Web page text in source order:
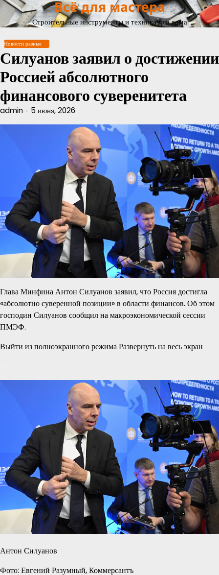
Перейти
содержимому
Всё для мастера
Строительные инструменты и техника для дома
Новости разные
Силуанов заявил о достижении
Россией абсолютного
финансового суверенитета
admin 5 июня, 2026
Глава Минфина Антон Силуанов заявил, что Россия достигла
«абсолютно суверенной позиции» в области финансов. Об этом
господин Силуанов сообщил на макроэкономической сессии
ПМЭФ.
Выйти из полноэкранного режима Развернуть на весь экран
Антон Силуанов
Фото: Евгений Разумный, Коммерсантъ